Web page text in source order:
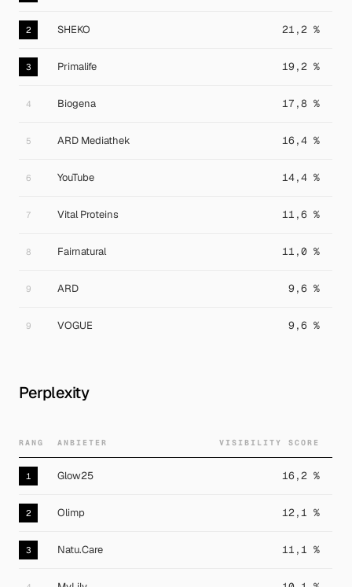
2 SHEKO 21,2 %
3 Primalife 19,2 %
4 Biogena 17,8 %
5 ARD Mediathek 16,4 %
6 YouTube 14,4 %
7 Vital Proteins 11,6 %
8 Fairnatural 11,0 %
9 ARD 9,6 %
9 VOGUE 9,6 %
Perplexity
RANG ANBIETER VISIBILITY SCORE
1 Glow25 16,2 %
2 Olimp 12,1 %
3 Natu.Care 11,1 %